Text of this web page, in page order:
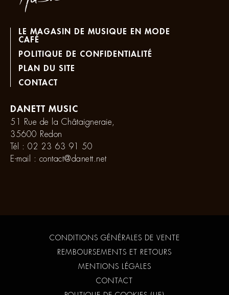
LE MAGASIN DE MUSIQUE EN MODE
CAFÉ
POLITIQUE DE CONFIDENTIALITÉ
PLAN DU SITE
CONTACT
DANETT MUSIC
51 Rue de la Châtaigneraie,
35600 Redon
Tél : 02 23 63 91 50
E-mail : contact@danett.net
CONDITIONS GÉNÉRALES DE VENTE
REMBOURSEMENTS ET RETOURS
MENTIONS LÉGALES
CONTACT